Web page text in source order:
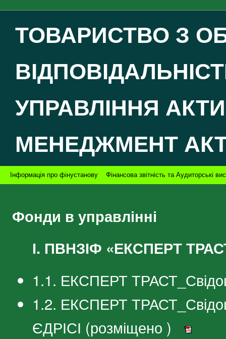
ТОВАРИСТВО З
УПРАВЛІННЯ
МЕНЕДЖМЕНТ
Інформація про фінустанову Фінансова звітність та Аудиторські
Фонди в управлінні
І. ПВНЗІФ «ЕКСПЕРТ
1.1. ЕКСПЕРТ
1.2. ЕКСПЕРТ
ЄДРІСІ (розміщено )